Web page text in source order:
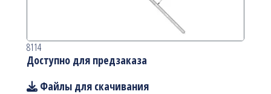
8114
Доступно для предзаказа
Файлы для скачивания